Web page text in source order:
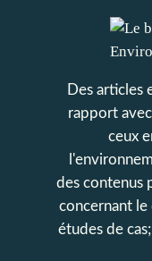
Des articles
rapport
ceux
des contenus
concernant le
études de